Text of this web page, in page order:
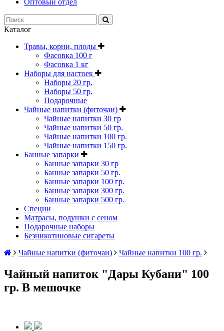
Каталог
Травы, корни, плоды
Фасовка 100 г
Фасовка 1 кг
Наборы для настоек
Наборы 20 гр.
Наборы 50 гр.
Подарочные
Чайные напитки (фиточаи)
Чайные напитки 30 гр
Чайные напитки 50 гр.
Чайные напитки 100 гр.
Чайные напитки 150 гр.
Банные запарки
Банные запарки 30 гр
Банные запарки 50 гр.
Банные запарки 100 гр.
Банные запарки 300 гр.
Банные запарки 500 гр.
Специи
Матрасы, подушки с сеном
Подарочные наборы
Безникотиновые сигареты
Чайные напитки (фиточаи)
Чайные напитки 100 гр.
Чайный напиток "Дары Кубани" 100
гр. В мешочке